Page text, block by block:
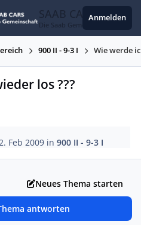
SAAB CARS
Die Saab Gemeinschaft
Anmelden
900 II - 9-3 I Wie werde
los ???
2. Feb 2009 in900 II - 9-3 I
Neues Thema starten
antworten